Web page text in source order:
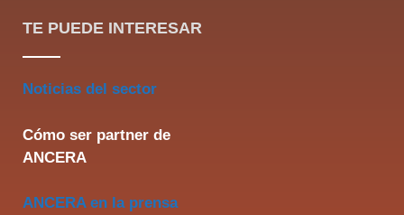
TE PUEDE INTERESAR
Noticias del sector
Cómo ser partner de
ANCERA
ANCERA en la prensa